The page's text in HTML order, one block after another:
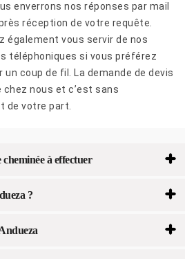
enverrons nos réponses par mail
réception de votre requête.
également vous servir de nos
téléphoniques si vous préférez
un coup de fil. La demande de devis
nous et c’est sans
de votre part.
à effectuer
?